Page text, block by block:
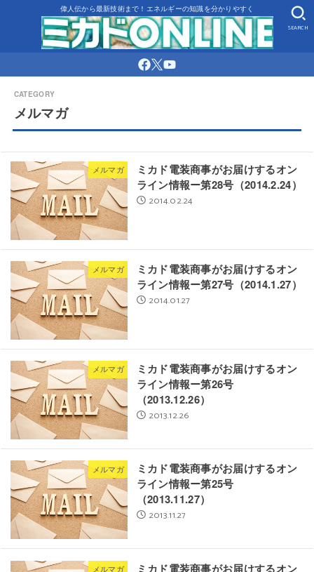
偉人伝から最新技術まで！エネルギーの知識を分かりやすく
SEARCH
メルマガ
メルマガ
ミカド電装商事がお届けするオン
ライン情報ー第28号（2014.2.24）
2014.02.24
メルマガ
ミカド電装商事がお届けするオン
ライン情報ー第27号（2014.1.27）
2014.01.27
メルマガ
ミカド電装商事がお届けするオン
ライン情報ー第26号
（2013.12.26）
2013.12.26
メルマガ
ミカド電装商事がお届けするオン
ライン情報ー第25号
（2013.11.27）
2013.11.27
メルマガ
ミカド電装商事がお届けするオン